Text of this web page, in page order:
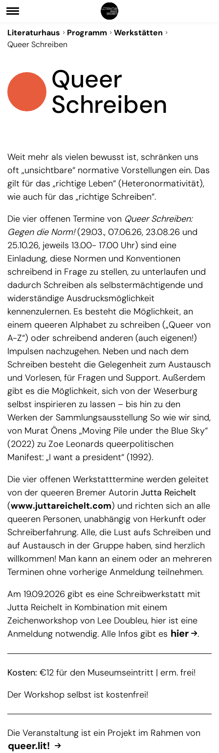
Literaturhaus Programm
Werkstätten
Queer Schreiben
Queer
Schreiben
Weit mehr als vielen bewusst ist, schränken uns
oft „unsichtbare“ normative Vorstellungen ein. Das
gilt für das „richtige Leben“ (Heteronormativität),
wie auch für das „richtige Schreiben“.
Die vier offenen Termine von Queer Schreiben:
Gegen die Norm!(29.03., 07.06.26, 23.08.26 und
25.10.26, jeweils 13.00- 17.00 Uhr) sind eine
Einladung, diese Normen und Konventionen
schreibend in Frage zu stellen, zu unterlaufen und
dadurch Schreiben als selbstermächtigende und
widerständige Ausdrucksmöglichkeit
kennenzulernen. Es besteht die Möglichkeit, an
einem queeren Alphabet zu schreiben („Queer von
A-Z“) oder schreibend anderen (auch eigenen!)
Impulsen nachzugehen. Neben und nach dem
Schreiben besteht die Gelegenheit zum Austausch
und Vorlesen, für Fragen und Support. Außerdem
gibt es die Möglichkeit, sich von der Weserburg
selbst inspirieren zu lassen – bis hin zu den
Werken der Sammlungsausstellung So wie wir sind,
von Murat Önens „Moving Pile under the Blue Sky“
(2022) zu Zoe Leonards queerpolitischen
Manifest: „I want a president“ (1992).
Die vier offenen Werkstatttermine werden geleitet
von der queeren Bremer Autorin Jutta Reichelt
(www.juttareichelt.com) und richten sich an alle
queeren Personen, unabhängig von Herkunft oder
Schreiberfahrung. Alle, die Lust aufs Schreiben und
auf Austausch in der Gruppe haben, sind herzlich
willkommen! Man kann an einem oder an mehreren
Terminen ohne vorherige Anmeldung teilnehmen.
Am 19.09.2026 gibt es eine Schreibwerkstatt mit
Jutta Reichelt in Kombination mit einem
Zeichenworkshop von Lee Doubleu, hier ist eine
Anmeldung notwendig. Alle Infos gibt es hier .
Kosten: €12 für den Museumseintritt | erm. frei!
Der Workshop selbst ist kostenfrei!
Die Veranstaltung ist ein Projekt im Rahmen von
queer.lit!